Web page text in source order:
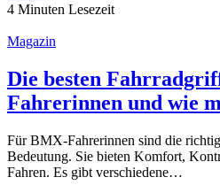
4 Minuten Lesezeit
Magazin
Die besten
Fahrerinnen und wie
Für BMX-Fahrerinnen sind die
Bedeutung. Sie bieten Komfort,
Fahren. Es gibt verschiedene…